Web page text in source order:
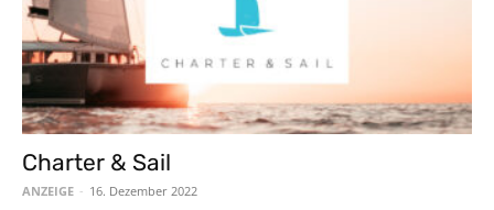
Charter & Sail
ANZEIGE - 16. Dezember 2022